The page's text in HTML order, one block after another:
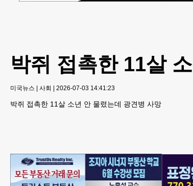
박쥐 접촉한 11살
미국뉴스 | 사회 | 2026-07-03 14:41:23
박쥐 접촉한 11살 소년 안 물렸는데 광견병 사망